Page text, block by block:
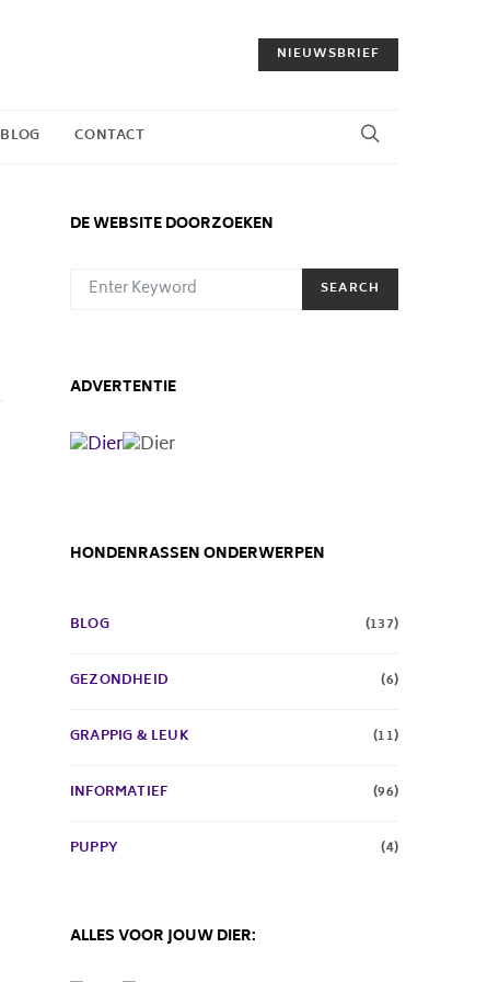
NIEUWSBRIEF
BLOG CONTACT
DE WEBSITE DOORZOEKEN
SEARCH FOR:
SEARCH
ADVERTENTIE
HONDENRASSEN ONDERWERPEN
BLOG (137)
GEZONDHEID (6)
GRAPPIG & LEUK (11)
INFORMATIEF (96)
PUPPY (4)
ALLES VOOR JOUW DIER: